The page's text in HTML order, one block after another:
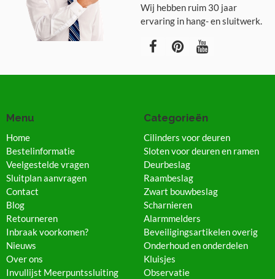
Wij hebben ruim 30 jaar
ervaring in hang- en sluitwerk.
Categorieën
Cilinders voor deuren
Sloten voor deuren en ramen
Deurbeslag
Raambeslag
Zwart bouwbeslag
Scharnieren
Alarmmelders
Beveiligingsartikelen overig
Onderhoud en onderdelen
Kluisjes
Observatie
Menu
Home
Bestelinformatie
Veelgestelde vragen
Sluitplan aanvragen
Contact
Blog
Retourneren
Inbraak voorkomen?
Nieuws
Over ons
Invullijst Meerpuntssluiting